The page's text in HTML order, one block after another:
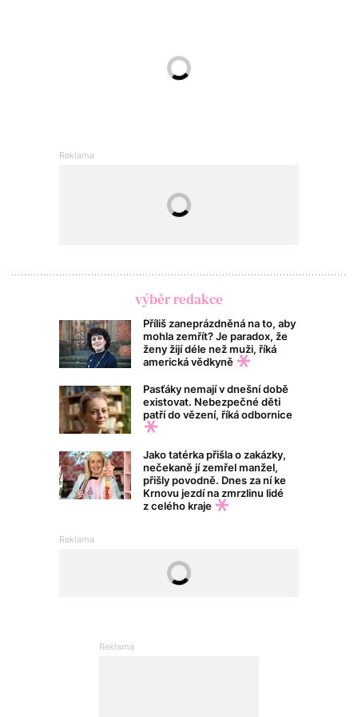
výběr redakce
Příliš zaneprázdněná na to, aby
mohla zemřít? Je paradox, že
ženy žijí déle než muži, říká
americká vědkyně
Pasťáky nemají v dnešní době
existovat. Nebezpečné děti
patří do vězení, říká odbornice
Jako tatérka přišla o zakázky,
nečekaně jí zemřel manžel,
přišly povodně. Dnes za ní ke
Krnovu jezdí na zmrzlinu lidé
z celého kraje